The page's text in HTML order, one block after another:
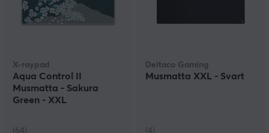
X-raypad
Aqua Control II
Musmatta - Sakura
Green - XXL
(64)
Deltaco Gaming
Musmatta XXL - Svart
(4)